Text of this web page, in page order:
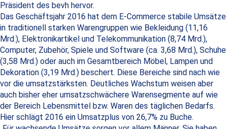
Präsident des bevh hervor.
Das Geschäftsjahr 2016 hat dem E-Commerce stabile Umsätze
in traditionell starken Warengruppen wie Bekleidung (11,16
Mrd.), Elektronikartikel und Telekommunikation (8,74 Mrd.),
Computer, Zubehör, Spiele und Software (ca. 3,68 Mrd.), Schuhe
(3,58 Mrd.) oder auch im Gesamtbereich Möbel, Lampen und
Dekoration (3,19 Mrd.) beschert. Diese Bereiche sind nach wie
vor die umsatzstärksten. Deutliches Wachstum weisen aber
auch bisher eher umsatzschwächere Warensegmente auf wie
der Bereich Lebensmittel bzw. Waren des täglichen Bedarfs.
Hier schlägt 2016 ein Umsatzplus von 26,7% zu Buche.